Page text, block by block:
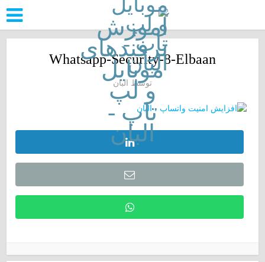
Whatsapp-Security-8-Elbaan
توسط البان